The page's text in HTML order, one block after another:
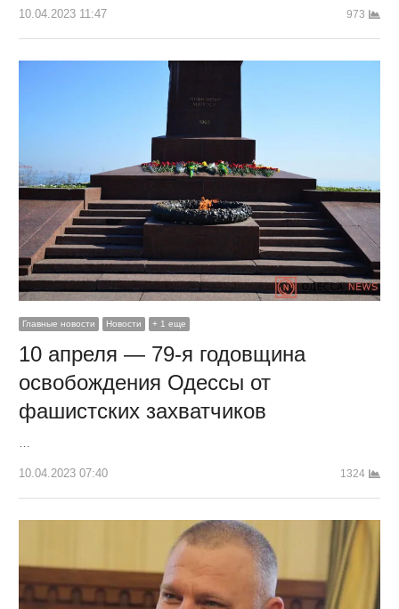
10.04.2023 11:47 973
Главные новости Новости + 1 еще
10 апреля — 79-я годовщина
освобождения Одессы от
фашистских захватчиков
…
10.04.2023 07:40 1324